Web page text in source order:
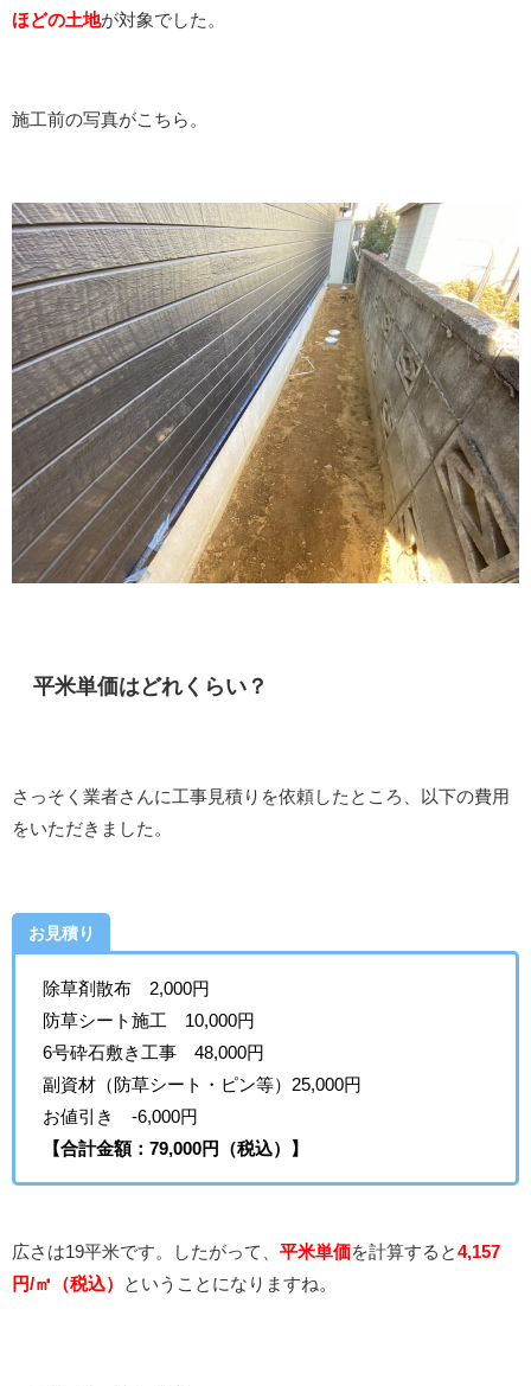
ほどの土地が対象でした。
施工前の写真がこちら。
平米単価はどれくらい？
さっそく業者さんに工事見積りを依頼したところ、以下の費用
をいただきました。
お見積り
除草剤散布 2,000円
防草シート施工 10,000円
6号砕石敷き工事 48,000円
副資材（防草シート・ピン等）25,000円
お値引き -6,000円
【合計金額：79,000円（税込）】
広さは19平米です。したがって、 平米単価を計算すると 4,157
円/㎡（税込）
ということになりますね。